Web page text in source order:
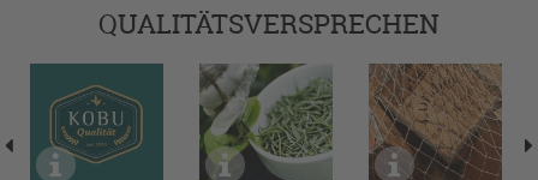
QUALITÄTSVERSPRECHEN